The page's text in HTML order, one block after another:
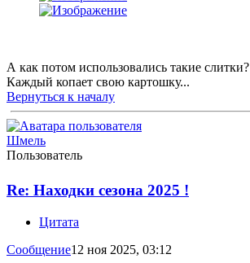
А как потом использовались такие слитки?
Каждый копает свою картошку...
Вернуться к началу
Шмель
Пользователь
Re: Находки сезона 2025 !
Цитата
Сообщение12 ноя 2025, 03:12